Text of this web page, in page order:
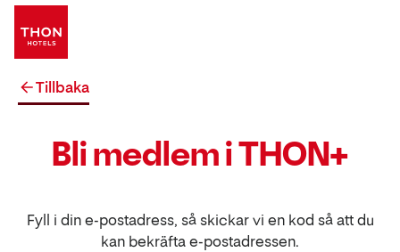
Tillbaka
Bli medlem i THON+
Fyll i din e-postadress, så skickar vi en kod så att du
kan bekräfta e-postadressen.